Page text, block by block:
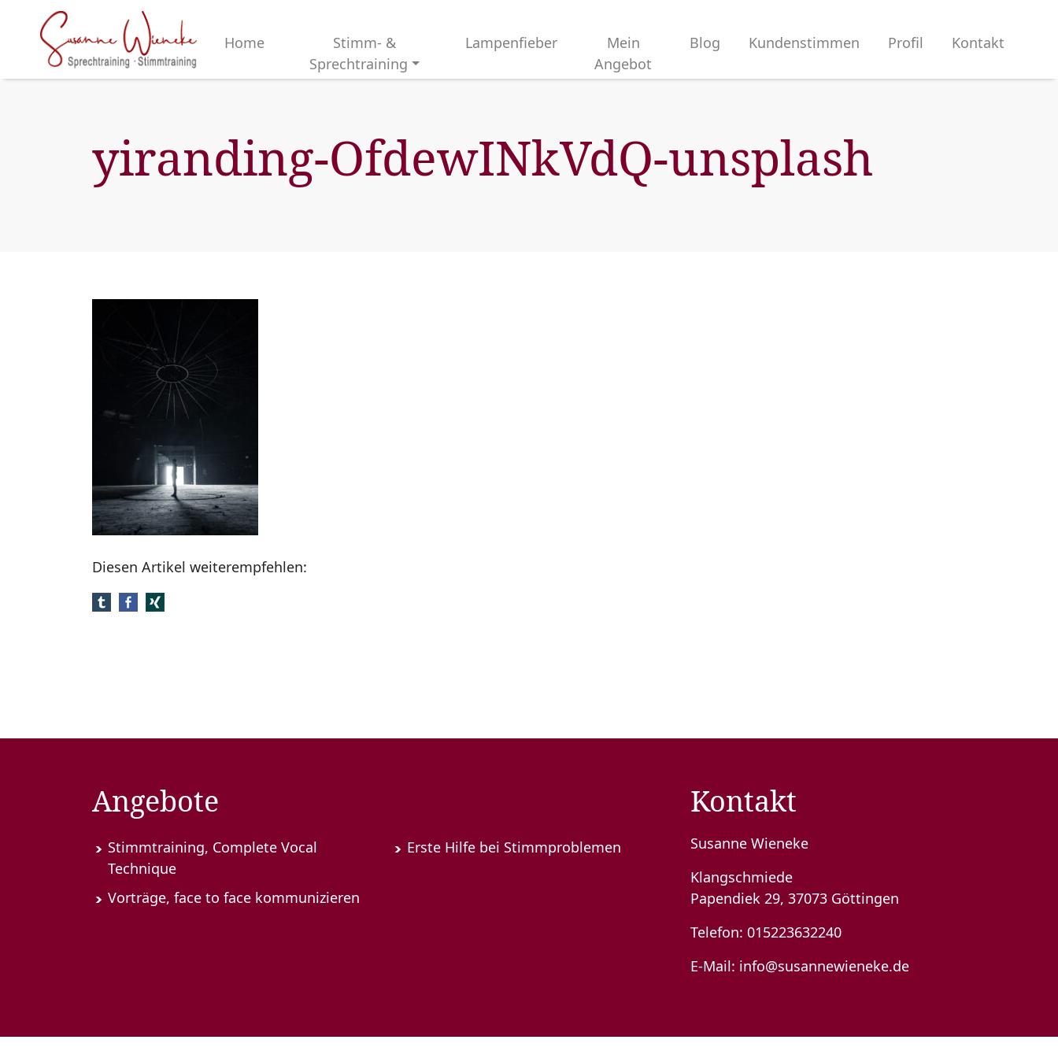
Home
Stimm- &
Sprechtraining
Lampenfieber
Mein
Angebot
Blog Kundenstimmen Profil Kontakt
yiranding-OfdewINkVdQ-unsplash
Diesen Artikel weiterempfehlen:
Angebote
Stimmtraining, Complete Vocal
Technique
Vorträge, face to face kommunizieren
Erste Hilfe bei Stimmproblemen
Kontakt
Susanne Wieneke
Klangschmiede
Papendiek 29, 37073 Göttingen
Telefon: 015223632240
E-Mail: info@susannewieneke.de